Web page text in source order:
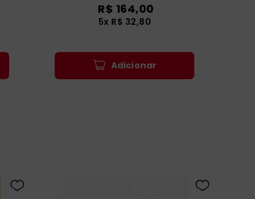
R$ 164,00
5x R$ 32,80
Adicionar